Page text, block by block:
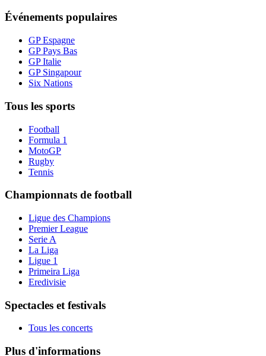
Événements populaires
GP Espagne
GP Pays Bas
GP Italie
GP Singapour
Six Nations
Tous les sports
Football
Formula 1
MotoGP
Rugby
Tennis
Championnats de football
Ligue des Champions
Premier League
Serie A
La Liga
Ligue 1
Primeira Liga
Eredivisie
Spectacles et festivals
Tous les concerts
Plus d'informations